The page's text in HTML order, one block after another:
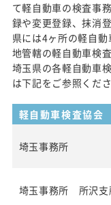
て軽自動車の検査事
録や変更登録、抹消
県には4ヶ所の軽自
地管轄の軽自動車検
埼玉県の各軽自動車
は下記をご参照くださ
軽自動車検査協会
埼玉事務所
埼玉事務所 所沢支